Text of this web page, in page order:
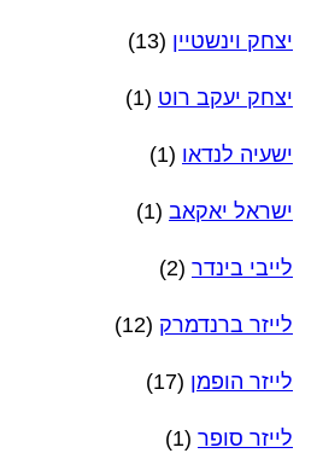
יצחק וינשטיין (13)
יצחק יעקב רוט (1)
ישעיה לנדאו (1)
ישראל יאקאב (1)
לייבי בינדר (2)
לייזר ברנדמרק (12)
לייזר הופמן (17)
לייזר סופר (1)